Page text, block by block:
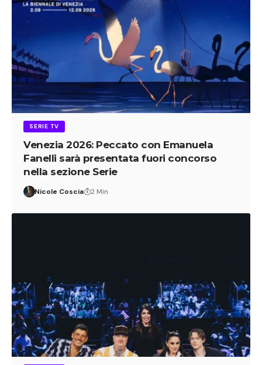
SERIE TV
Venezia 2026: Peccato con Emanuela
Fanelli sarà presentata fuori concorso
nella sezione Serie
Nicole Coscia 2 Min